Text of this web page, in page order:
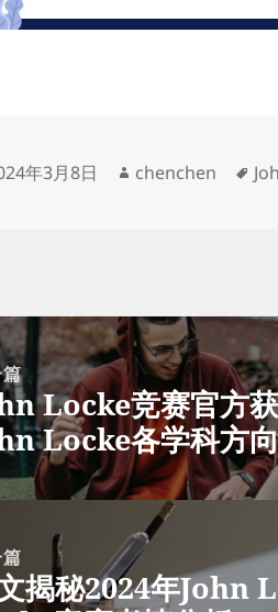
年3月8日
作
chenchen
标
Locke竞赛官方
Locke各学科方
揭秘2024年John